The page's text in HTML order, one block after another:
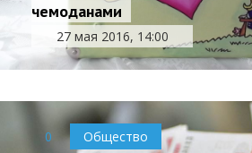
чемоданами
27 мая 2016, 14:00
0 Общество